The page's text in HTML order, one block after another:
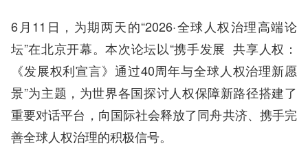
6月11日，为期两天的“2026·全球人权治理高端论
坛”在北京开幕。本次论坛以“携手发展 共享人权：
《发展权利宣言》通过40周年与全球人权治理新愿
景”为主题，为世界各国探讨人权保障新路径搭建了
重要对话平台，向国际社会释放了同舟共济、携手完
善全球人权治理的积极信号。